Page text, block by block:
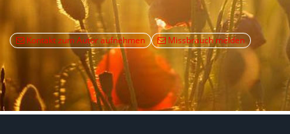
Kontakt zum Autor aufnehmen Missbrauch melden